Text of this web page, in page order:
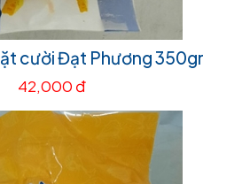
cười Đạt Phương 350gr
42,000 đ